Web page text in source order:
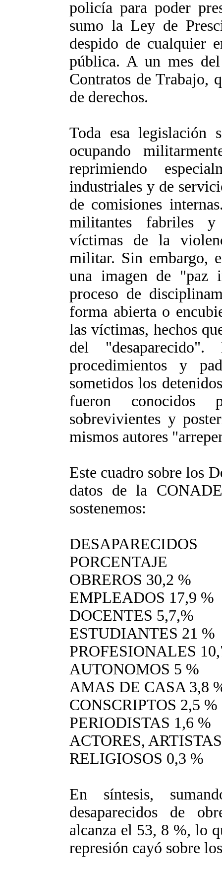
policía para poder
sumo la Ley de
despido de cualquier
pública. A un mes
Contratos de Trabajo,
de derechos.
Toda esa legislación
ocupando
reprimiendo
industriales y de
de comisiones
militantes fabriles y
víctimas de la
militar. Sin embargo,
una imagen de "paz
proceso de
forma abierta o
las víctimas, hechos
del
procedimientos y
sometidos los
fueron conocidos
sobrevivientes y
mismos autores
Este cuadro sobre los
datos de la
sostenemos:
PORCENTAJE
OBREROS 30,2 %
EMPLEADOS 17,9 %
DOCENTES 5,7,%
ESTUDIANTES 21 %
PROFESIONALES
AUTONOMOS 5 %
AMAS DE CASA 3,8
CONSCRIPTOS 2,5 %
PERIODISTAS 1,6 %
ACTORES,
RELIGIOSOS 0,3 %
En síntesis,
desaparecidos de
alcanza el 53, 8 %, lo
represión cayó sobre